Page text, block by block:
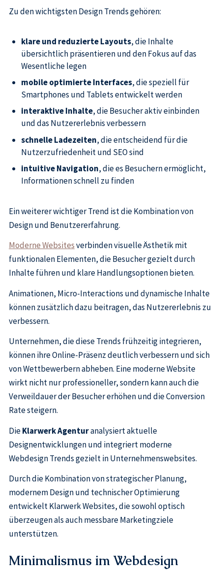
Zu den wichtigsten Design Trends gehören:
klare und reduzierte Layouts, die Inhalte
übersichtlich präsentieren und den Fokus auf das
Wesentliche legen
mobile optimierte Interfaces, die speziell für
Smartphones und Tablets entwickelt werden
interaktive Inhalte, die Besucher aktiv einbinden
und das Nutzererlebnis verbessern
schnelle Ladezeiten, die entscheidend für die
Nutzerzufriedenheit und SEO sind
intuitive Navigation, die es Besuchern ermöglicht,
Informationen schnell zu finden
Ein weiterer wichtiger Trend ist die Kombination von
Design und Benutzererfahrung.
Moderne Websitesverbinden visuelle Ästhetik mit
funktionalen Elementen, die Besucher gezielt durch
Inhalte führen und klare Handlungsoptionen bieten.
Animationen, Micro-Interactions und dynamische Inhalte
können zusätzlich dazu beitragen, das Nutzererlebnis zu
verbessern.
Unternehmen, die diese Trends frühzeitig integrieren,
können ihre Online-Präsenz deutlich verbessern und sich
von Wettbewerbern abheben. Eine moderne Website
wirkt nicht nur professioneller, sondern kann auch die
Verweildauer der Besucher erhöhen und die Conversion
Rate steigern.
DieKlarwerk Agenturanalysiert aktuelle
Designentwicklungen und integriert moderne
Webdesign Trends gezielt in Unternehmenswebsites.
Durch die Kombination von strategischer Planung,
modernem Design und technischer Optimierung
entwickelt Klarwerk Websites, die sowohl optisch
überzeugen als auch messbare Marketingziele
unterstützen.
Minimalismus im Webdesign